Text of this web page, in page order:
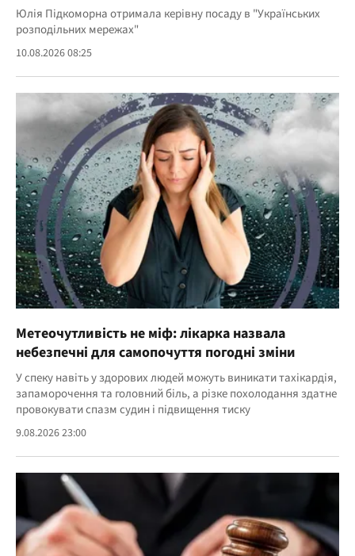
Юлія Підкоморна отримала керівну посаду в "Українських
розподільних мережах"
10.08.2026 08:25
Метеочутливість не міф: лікарка назвала
небезпечні для самопочуття погодні зміни
У спеку навіть у здорових людей можуть виникати тахікардія,
запаморочення та головний біль, а різке похолодання здатне
провокувати спазм судин і підвищення тиску
9.08.2026 23:00